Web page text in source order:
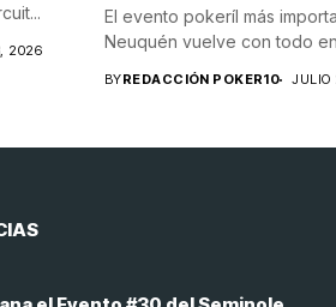
2026
El evento pokeríl más
Neuquén vuelve con todo
BYREDACCIÓN POKER10 JULIO